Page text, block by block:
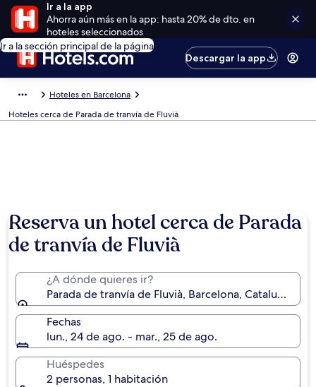
Ir a la app
Ahorra aún más en la app: hasta 20% de dto. en
hoteles seleccionados
Ir a la sección principal de la página
Descargar la app
Hoteles en Barcelona
Hoteles cerca de Parada de tranvía de Fluvià
Reserva un hotel cerca de Parada
de tranvía de Fluvià
¿A dónde quieres ir?
Parada de tranvía de Fluvià, Barcelona, Cataluña,
Fechas
lun., 24 de ago. - mar., 25 de ago.
Huéspedes
2 personas, 1 habitación